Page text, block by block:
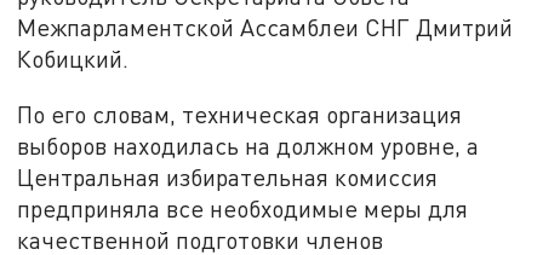
Межпарламентской Ассамблеи СНГ Дмитрий
Кобицкий.
По его словам, техническая организация
выборов находилась на должном уровне, а
Центральная избирательная комиссия
предприняла все необходимые меры для
качественной подготовки членов